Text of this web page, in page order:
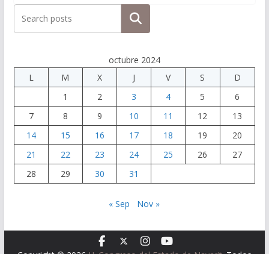
Buscar
octubre 2024
L
M X J V S
D
1
2 3 4 5
6
7
8 9 10 11 12
13
14
15 16 17 18 19
20
21
22 23 24 25 26
27
28
29 30 31
« Sep Nov »